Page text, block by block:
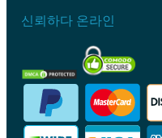
신뢰하다 온라인